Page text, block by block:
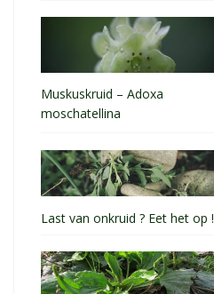
Muskuskruid – Adoxa
moschatellina
Last van onkruid ? Eet het op !